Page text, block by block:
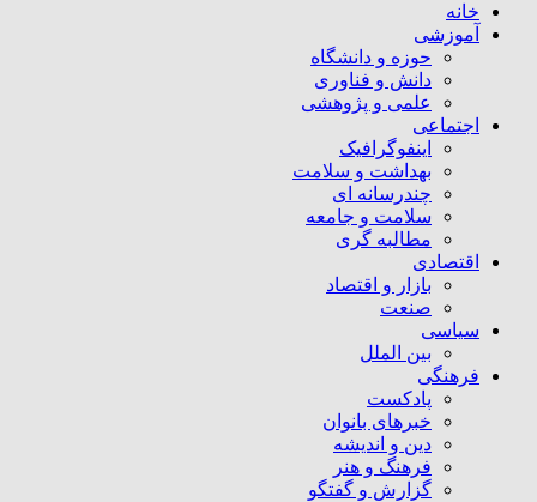
خانه
آموزشی
حوزه و دانشگاه
دانش و فناوری
علمی و پژوهشی
اجتماعی
اینفوگرافیک
بهداشت و سلامت
چندرسانه ای
سلامت و جامعه
مطالبه گری
اقتصادی
بازار و اقتصاد
صنعت
سیاسی
بین الملل
فرهنگی
پادکست
خبرهای بانوان
دین و اندیشه
فرهنگ و هنر
گزارش و گفتگو